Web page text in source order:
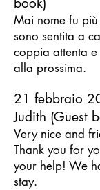
Mai nome fu
sono sentita a
coppia attenta
alla prossima.
21 febbraio
Judith (Guest
Very nice and
Thank you for
your help! We
stay.